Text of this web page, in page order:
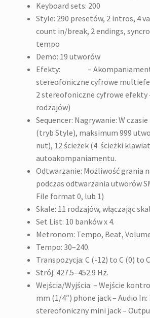
Keyboard sets: 200
Style: 290 presetów, 2 intros, 4
count in/break, 2 endings,
tempo
Demo: 19 utworów
Efekty: – Akompaniament
stereofoniczne cyfrowe
2 stereofoniczne cyfrowe efekty
rodzajów)
Sequencer: Nagrywanie: W
(tryb Style), maksimum 999
nut), 12 ścieżek (4 ścieżki
autoakompaniamentu.
Odtwarzanie: Możliwość grania
podczas odtwarzania utworów
File format 0, lub 1)
Skale: 11 rodzajów, włączając
Set List: 10 banków x 4.
Metronom: Tempo, Beat,
Tempo: 30–240.
Transpozycja: C (-12) to C (0) to
Strój: 427.5–452.9 Hz.
Wejścia/Wyjścia: – Wejście
mm (1/4″) phone jack – Audio In:
stereofoniczny mini jack –